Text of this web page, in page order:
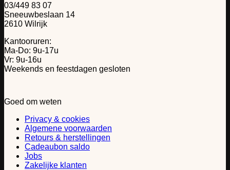
03/449 83 07
Sneeuwbeslaan 14
2610 Wilrijk
Kantooruren:
Ma-Do: 9u-17u
Vr: 9u-16u
Weekends en feestdagen gesloten
Goed om weten
Privacy & cookies
Algemene voorwaarden
Retours & herstellingen
Cadeaubon saldo
Jobs
Zakelijke klanten